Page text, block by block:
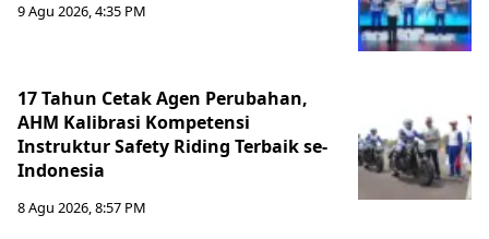
9 Agu 2026, 4:35 PM
17 Tahun Cetak Agen Perubahan,
AHM Kalibrasi Kompetensi
Instruktur Safety Riding Terbaik se-
Indonesia
8 Agu 2026, 8:57 PM